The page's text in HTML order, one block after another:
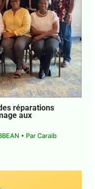
réparations
aux
• Par